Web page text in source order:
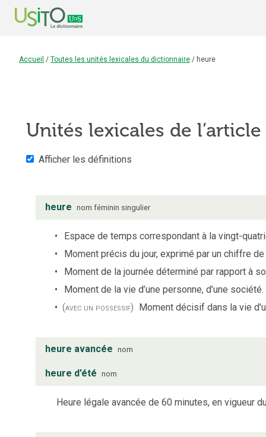
Accueil / Toutes les unités lexicales du dictionnaire / heure
Unités lexicales de l’article
Afficher les définitions
heure nom féminin singulier
Espace de temps correspondant à la vingt-
Moment précis du jour, exprimé par un chiffre
Moment de la journée déterminé par rapport à
Moment de la vie d’une personne, d’une société.
(avec un possessif) Moment décisif dans la vie
heure avancée nom
heure d’été nom
Heure légale avancée de 60 minutes, en vigueur